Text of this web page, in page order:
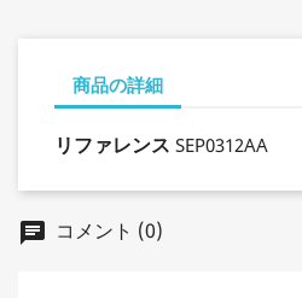
商品の詳細
リファレンス SEP0312AA
chat コメント (0)